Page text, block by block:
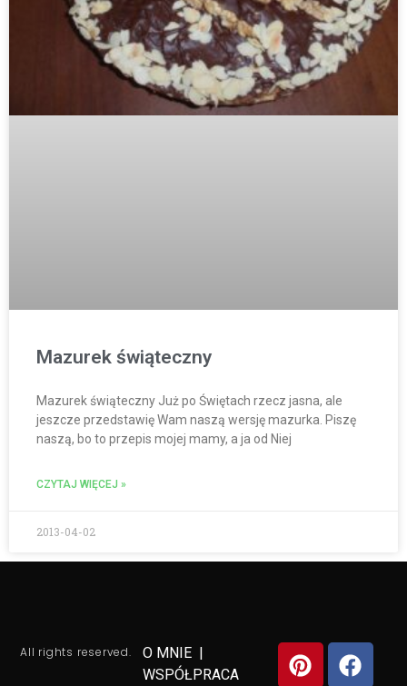
Mazurek świąteczny
Mazurek świąteczny Już po Świętach rzecz jasna, ale
jeszcze przedstawię Wam naszą wersję mazurka. Piszę
naszą, bo to przepis mojej mamy, a ja od Niej
CZYTAJ WIĘCEJ »
2013-04-02
All rights reserved. O MNIE
WSPÓŁPRACA